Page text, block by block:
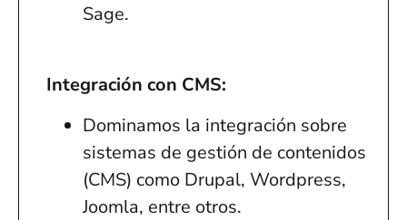
Sage.
Integración con CMS:
Dominamos la integración sobre
sistemas de gestión de contenidos
(CMS) como Drupal, Wordpress,
Joomla, entre otros.